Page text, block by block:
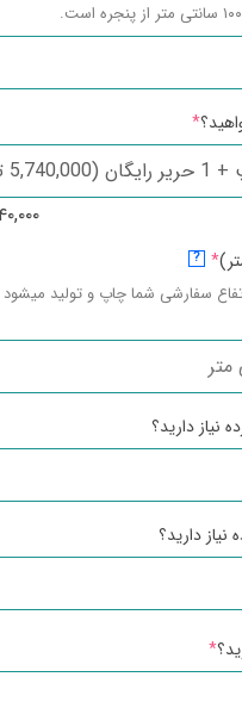
*
*
?
سفارشی شما چاپ و تولید
نیاز دارید؟
نیاز دارید؟
*